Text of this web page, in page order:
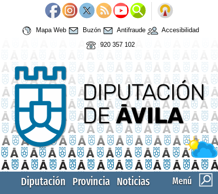
Mapa Web Buzón Antifraude
Accesibilidad
920 357 102
Menú
Diputación Provincia Noticias